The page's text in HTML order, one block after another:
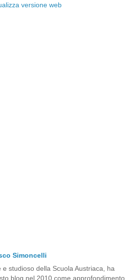
versione web
Simoncelli
e studioso della Scuola Austriaca, ha
blog nel 2010 come approfondimento